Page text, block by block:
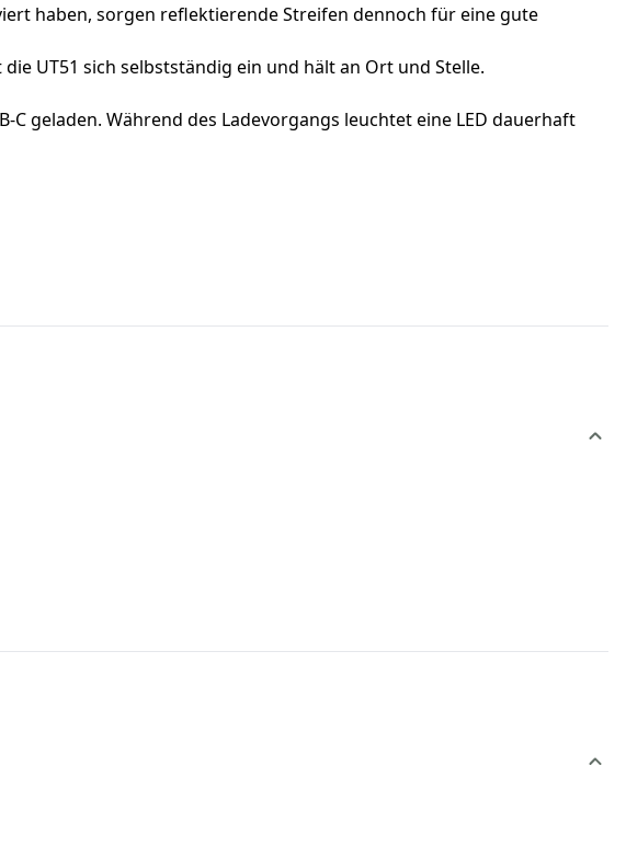
haben, sorgen reflektierende Streifen dennoch für eine gute
UT51 sich selbstständig ein und hält an Ort und Stelle.
geladen. Während des Ladevorgangs leuchtet eine LED dauerhaft